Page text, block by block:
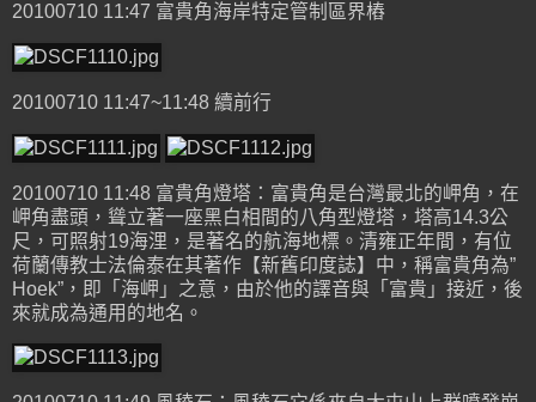
20100710 11:47 富貴角海岸特定管制區界樁
20100710 11:47~11:48 續前行
20100710 11:48 富貴角燈塔：富貴角是台灣最北的岬角，在
岬角盡頭，聳立著一座黑白相間的八角型燈塔，塔高14.3公
尺，可照射19海浬，是著名的航海地標。清雍正年間，有位
荷蘭傳教士法倫泰在其著作【新舊印度誌】中，稱富貴角為”
Hoek”，即「海岬」之意，由於他的譯音與「富貴」接近，後
來就成為通用的地名。